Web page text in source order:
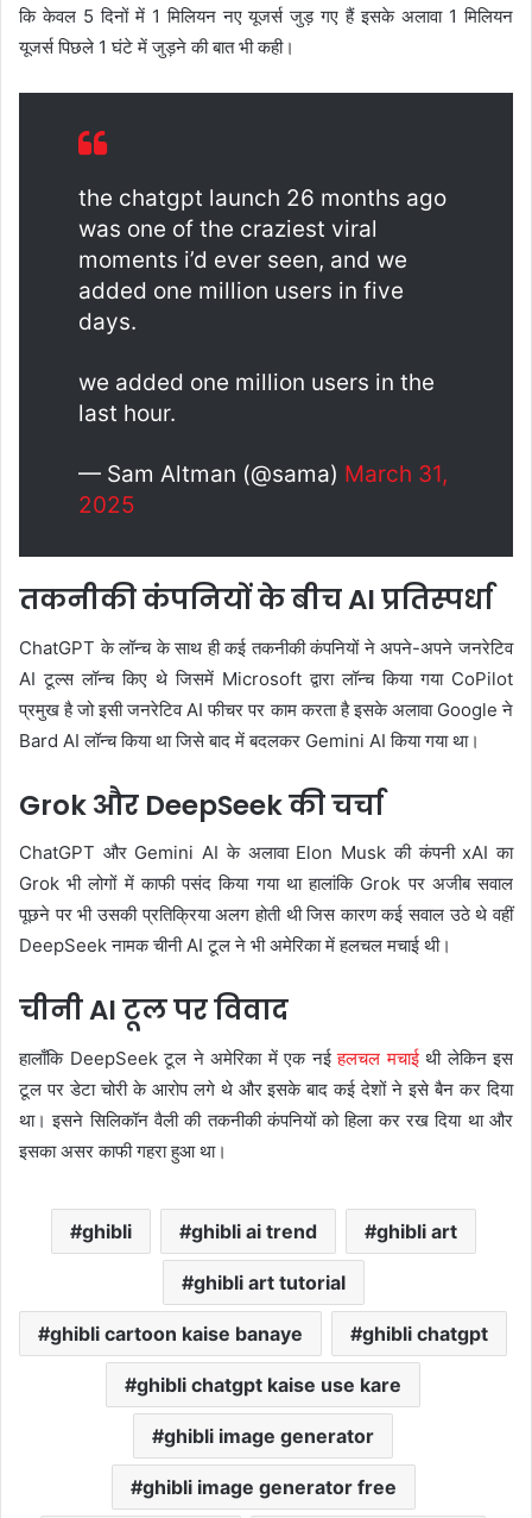
कि केवल 5 दिनों में 1 मिलियन नए यूजर्स जुड़ गए हैं इसके अलावा 1 मिलियन
यूजर्स पिछले 1 घंटे में जुड़ने की बात भी कही।
the chatgpt launch 26 months ago
was one of the craziest viral
moments i’d ever seen, and we
added one million users in five
days.
we added one million users in the
last hour.
— Sam Altman (@sama) March 31,
2025
तकनीकी कंपनियों के बीच AI प्रतिस्पर्धा
ChatGPT के लॉन्च के साथ ही कई तकनीकी कंपनियों ने अपने-अपने जनरेटिव
AI टूल्स लॉन्च किए थे जिसमें Microsoft द्वारा लॉन्च किया गया CoPilot
प्रमुख है जो इसी जनरेटिव AI फीचर पर काम करता है इसके अलावा Google ने
Bard AI लॉन्च किया था जिसे बाद में बदलकर Gemini AI किया गया था।
Grok और DeepSeek की चर्चा
ChatGPT और Gemini AI के अलावा Elon Musk की कंपनी xAI का
Grok भी लोगों में काफी पसंद किया गया था हालांकि Grok पर अजीब सवाल
पूछने पर भी उसकी प्रतिक्रिया अलग होती थी जिस कारण कई सवाल उठे थे वहीं
DeepSeek नामक चीनी AI टूल ने भी अमेरिका में हलचल मचाई थी।
चीनी AI टूल पर विवाद
हालाँकि DeepSeek टूल ने अमेरिका में एक नईहलचल मचाईथी लेकिन इस
टूल पर डेटा चोरी के आरोप लगे थे और इसके बाद कई देशों ने इसे बैन कर दिया
था। इसने सिलिकॉन वैली की तकनीकी कंपनियों को हिला कर रख दिया था और
इसका असर काफी गहरा हुआ था।
ghibli ghibli ai trend ghibli art
ghibli art tutorial
ghibli cartoon kaise banaye ghibli chatgpt
ghibli chatgpt kaise use kare
ghibli image generator
ghibli image generator free